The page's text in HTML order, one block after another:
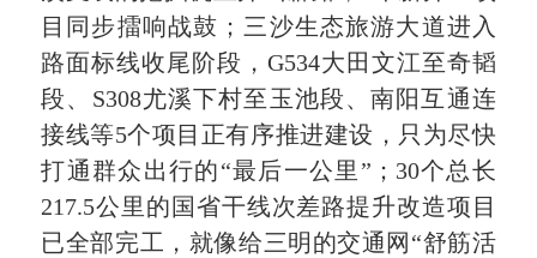
目同步擂响战鼓；三沙生态旅游大道进入
路面标线收尾阶段，G534大田文江至奇韬
段、S308尤溪下村至玉池段、南阳互通连
接线等5个项目正有序推进建设，只为尽快
打通群众出行的“最后一公里”；30个总长
217.5公里的国省干线次差路提升改造项目
已全部完工，就像给三明的交通网“舒筋活